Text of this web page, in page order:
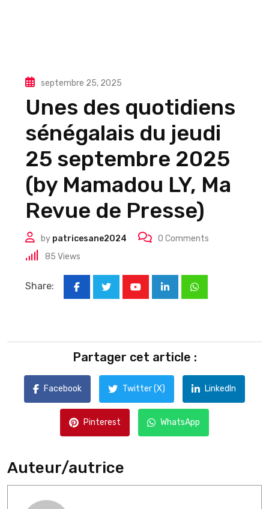
septembre 25, 2025
Unes des quotidiens
sénégalais du jeudi
25 septembre 2025
(by Mamadou LY, Ma
Revue de Presse)
by patricesane2024 0 Comments
85 Views
Share:
LinkedInWhatsapp
Partager cet article :
Facebook Twitter (X) LinkedIn
Pinterest WhatsApp
Auteur/autrice